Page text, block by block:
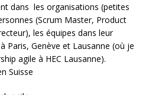
dans les organisations (petites
(Scrum Master, Product
les équipes dans leur
Paris, Genève et Lausanne (où je
agile à HEC Lausanne).
Suisse